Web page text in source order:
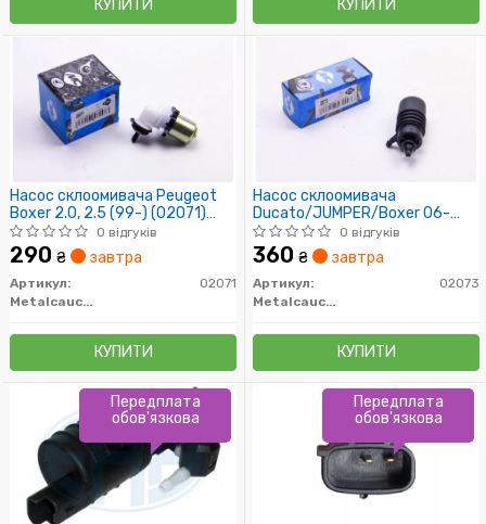
КУПИТИ КУПИТИ
Насос склоомивача Peugeot
Boxer 2.0, 2.5 (99-) (02071)
Metalcaucho0 відгуків
290 ₴ завтра
Артикул:
02071
Metalcaucho
КУПИТИ
Насос склоомивача
Ducato/JUMPER/Boxer 06-
(квадратн. роз'єм)
0 відгуків
360 ₴ завтра
Артикул:
02073
Metalcaucho
КУПИТИ
Передплата
обов'язкова
Передплата
обов'язкова